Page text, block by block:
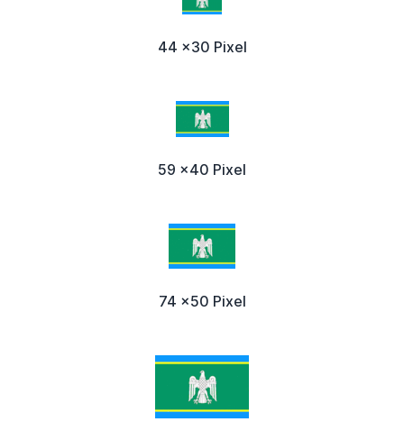
44 x30 Pixel
59 x40 Pixel
74 x50 Pixel